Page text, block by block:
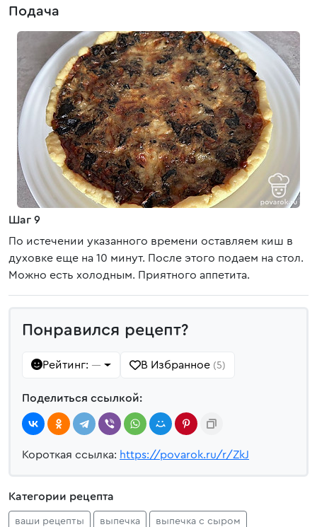
Подача
Шаг 9
По истечении указанного времени оставляем киш в
духовке еще на 10 минут. После этого подаем на стол.
Можно есть холодным. Приятного аппетита.
Понравился рецепт?
Рейтинг: — В Избранное (5)
Поделиться ссылкой:
Короткая ссылка: https://povarok.ru/r/ZkJ
Категории рецепта
ваши рецепты выпечка выпечка с сыром